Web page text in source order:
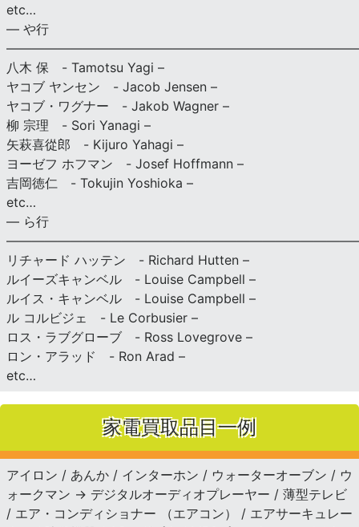
etc…
— や行
八木 保 - Tamotsu Yagi –
ヤコブ ヤンセン - Jacob Jensen –
ヤコブ・ワグナー - Jakob Wagner –
柳 宗理 - Sori Yanagi –
矢萩喜從郎 - Kijuro Yahagi –
ヨーゼフ ホフマン - Josef Hoffmann –
吉岡徳仁 - Tokujin Yoshioka –
etc…
— ら行
リチャード ハッテン - Richard Hutten –
ルイーズキャンベル - Louise Campbell –
ルイス・キャンベル - Louise Campbell –
ル コルビジェ - Le Corbusier –
ロス・ラブグローブ - Ross Lovegrove –
ロン・アラッド - Ron Arad –
etc…
家電買取品目一例
アイロン / あんか / インターホン / ウォーターオーブン / ウ
ォークマン → デジタルオーディオプレーヤー / 薄型テレビ
/ エア・コンディショナー （エアコン） / エアサーキュレー